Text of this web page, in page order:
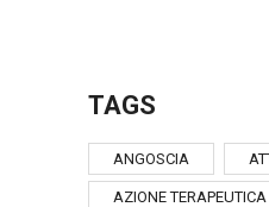
TAGS
ANGOSCIA
AZIONE TERAPEUTICA